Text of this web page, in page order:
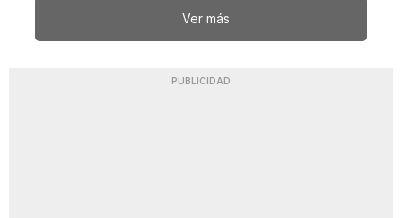
Ver más
PUBLICIDAD